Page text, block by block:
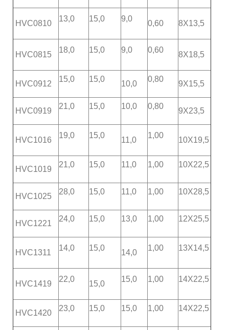
HVC0810
13,0 15,0 9,0
0,60 8X13,5
HVC0815
18,0 15,0 9,0 0,60
8X18,5
HVC0912
15,0 15,0
10,0
0,80
9X15,5
HVC0919
21,0 15,0 10,0 0,80
9X23,5
HVC1016
19,0 15,0
11,0
1,00
10X19,5
HVC1019
21,0 15,0 11,0 1,00 10X22,5
HVC1025
28,0 15,0 11,0 1,00 10X28,5
HVC1221
24,0 15,0 13,0 1,00 12X25,5
HVC1311
14,0 15,0
14,0
1,00 13X14,5
HVC1419
22,0
15,0
15,0 1,00 14X22,5
HVC1420
23,0 15,0 15,0 1,00 14X22,5